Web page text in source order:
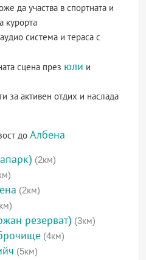
да участва в спортната и
курорта
система и тераса с
сцена през юли и
за активен отдих и наслада
доАлбена
(2км)
(2км)
резерват) (3км)
(4км)
(5км)